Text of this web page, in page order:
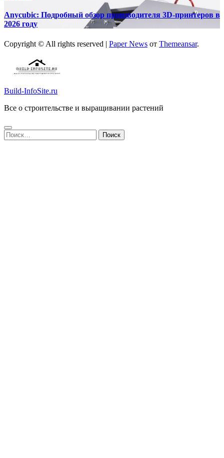
Anycubic: Подробный обзор производителя 3D-принтеров в
2026 году
Copyright © All rights reserved | Paper News от Themeansar.
Build-InfoSite.ru
Все о строительстве и выращивании растений
Найти: